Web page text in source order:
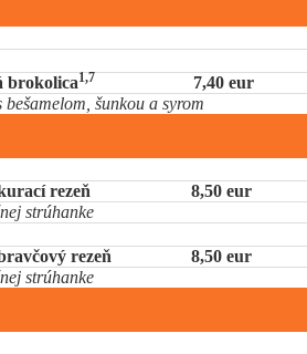
brokolica1,7
7,40 eur
šunkou a syrom
rezeň
8,50 eur
strúhanke
rezeň
8,50 eur
strúhanke